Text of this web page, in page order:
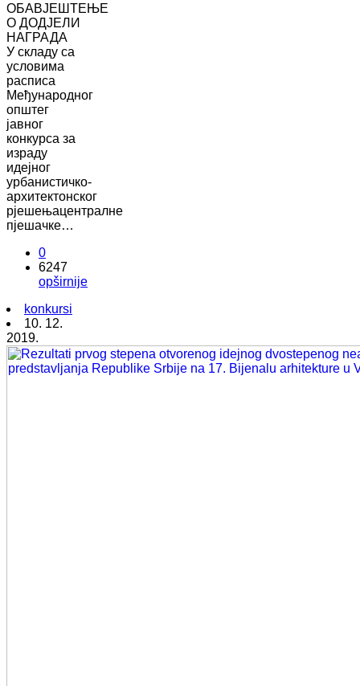
ОБАВЈЕШТЕЊЕ
О ДОДЈЕЛИ
НАГРАДА
У складу са
условима
расписа
Међународног
општег
јавног
конкурса за
израду
идејног
урбанистичко-
архитектонског
рјешењацентралне
пјешачке…
0
6247
opširnije
konkursi
10. 12.
2019.